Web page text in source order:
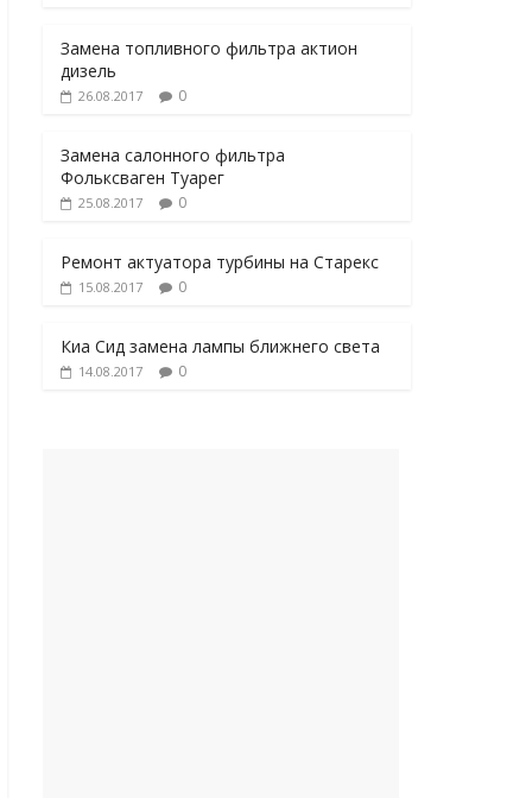
Замена топливного фильтра актион
дизель
26.08.2017 0
Замена салонного фильтра
Фольксваген Туарег
25.08.2017 0
Ремонт актуатора турбины на Старекс
15.08.2017 0
Киа Сид замена лампы ближнего света
14.08.2017 0